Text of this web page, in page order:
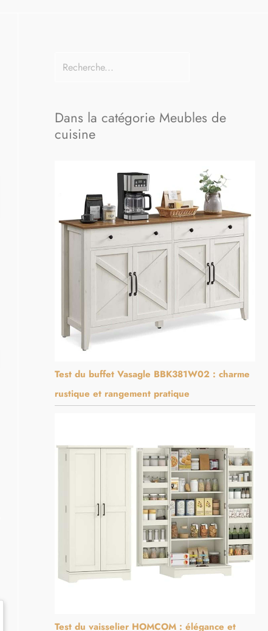
Dans la catégorie Meubles de
cuisine
Test du buffet Vasagle BBK381W02 : charme
rustique et rangement pratique
Test du vaisselier HOMCOM : élégance et